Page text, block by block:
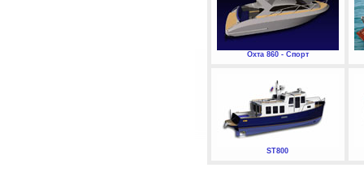
Охта 860 - Спорт
ST800